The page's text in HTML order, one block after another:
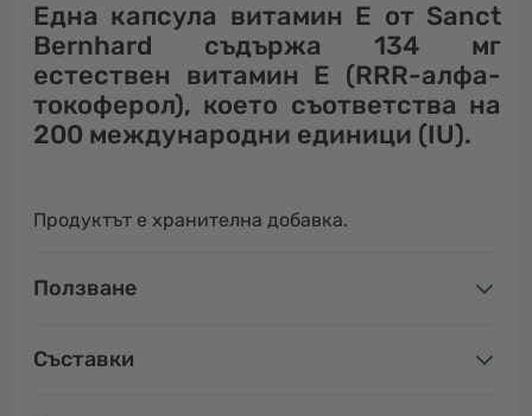
Една капсула витамин Е от Sanct
Bernhard съдържа 134 мг
естествен витамин Е (RRR-алфа-
токоферол), което съответства на
200 международни единици (IU).
Продуктът е хранителна добавка.
Ползване
Съставки